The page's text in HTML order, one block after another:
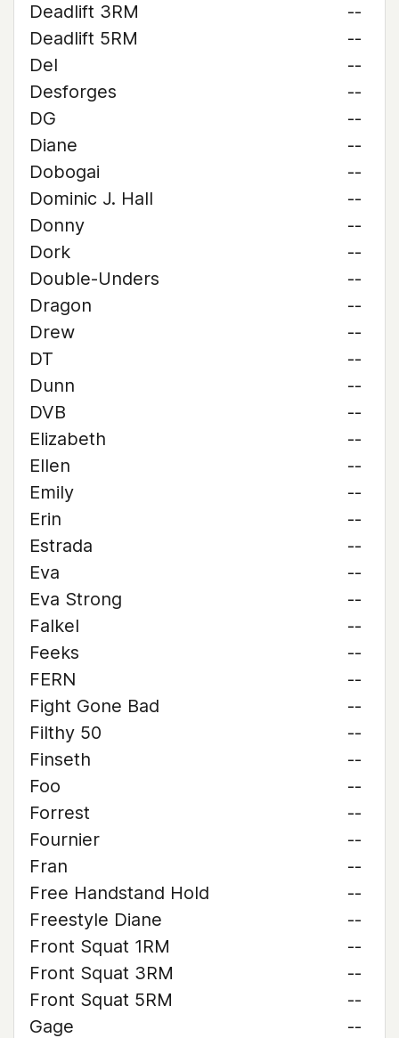
Deadlift 3RM
--
Deadlift 5RM
--
Del
--
Desforges
--
DG
--
Diane
--
Dobogai
--
Dominic J. Hall
--
Donny
--
Dork
--
Double-Unders
--
Dragon
--
Drew
--
DT
--
Dunn
--
DVB
--
Elizabeth
--
Ellen
--
Emily
--
Erin
--
Estrada
--
Eva
--
Eva Strong
--
Falkel
--
Feeks
--
FERN
--
Fight Gone Bad
--
Filthy 50
--
Finseth
--
Foo
--
Forrest
--
Fournier
--
Fran
--
Free Handstand Hold
--
Freestyle Diane
--
Front Squat 1RM
--
Front Squat 3RM
--
Front Squat 5RM
--
Gage
--